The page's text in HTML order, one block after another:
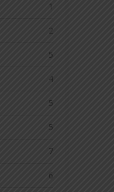
1
2
5
4
5
5
7
6